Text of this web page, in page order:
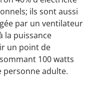
ils sont aussi
par un ventilateur
la puissance
un point de
100 watts
personne adulte.